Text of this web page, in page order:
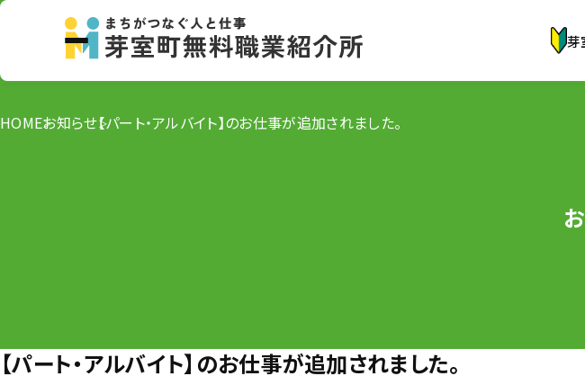
芽
HOMEお知らせ【パート・アルバイト】のお仕事が追加されました。
【パート・アルバイト】のお仕事が追加されました。